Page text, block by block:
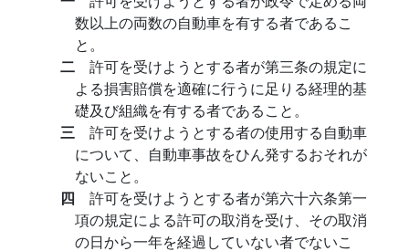
数以上の両数の自動車を有する者であるこ
と。
二 許可を受けようとする者が第三条の規定に
よる損害賠償を適確に行うに足りる経理的基
礎及び組織を有する者であること。
三 許可を受けようとする者の使用する自動車
について、自動車事故をひん発するおそれが
ないこと。
四 許可を受けようとする者が第六十六条第一
項の規定による許可の取消を受け、その取消
の日から一年を経過していない者でないこ